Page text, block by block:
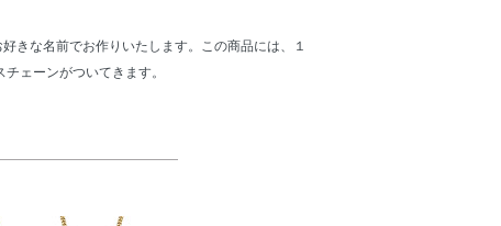
きな名前でお作りいたします。この商品には、１
ェーンがついてきます。